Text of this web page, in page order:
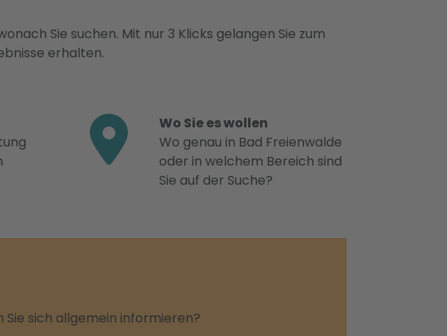
Sie suchen. Mit nur 3 Klicks gelangen Sie zum
erhalten.
Wo Sie es wollen
Wo genau in Bad Freienwalde
oder in welchem Bereich sind
Sie auf der Suche?
sich allgemein informieren?